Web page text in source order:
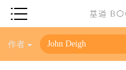
神學／教義
作者